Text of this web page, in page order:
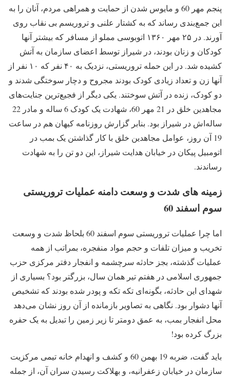
پنجم مهر 60 و مایوس شدن از حمایت و همراهی مردم، آنان را به
این جمع‌بندی رساند که به کشتار علنی و تروریسم بی نقاب روی
آورند. در ۲۵ مهر ۱۳۶۰ اتوبوسی مملو از مسافر که بیشتر آنها
کودکان و زنان بودند، در شیراز توسط اعضای سازمان به آتش
کشیده شد. در این حمله تروریستی، نزدیک به ۴۰ نفر که ۱۰ نفر از
آنها زن و تعداد زیادی کودک بودند مجروح و دچار سوختگی شدند و
دو کودک، زنده در آتش سوختند. یکی دیگر از فجیع‌ترین جنایت‌های
مجاهدین خلق در 21 مهر 60، شهادت یک کودک 6 ساله و مادر 22
ساله‌اش در شیراز بود. بنابر گزارش روزنامه کیهان هم در ساعت
19 آن روز، عوامل مجاهدین خلق با کار گذاشتن یک بمب در
اتومبیل پیکان در خیابان هدایت شیراز، این دو تن را به شهادت
رساندند.
زمینه های شدت و وسعت دامنه عملیات تروریستی
سوم اسفند 60
اما چرا عملیات تروریستی سوم اسفند 60 بلحاظ شدت و وسعت
تخریب و میزان تلفات و حجم مواد منفجره، بمراتب از همه
عملیات گذشته، بجز حادثه سرچشمه و انفجار دفتر مرکزی حزب
جمهوری اسلامی در هفتم تیر همان سال، بزرگتر بود؟ بسیاری از
شهدای این حادثه، بگونه‌ای تکه تکه و پودر شده بودند که تشخیص
آنها دشوار بود. نگاهی به تصاویر بازمانده از آن روز نشان می‌دهد
محل انفجار بمب، به عمق دومتر تا زیر زمین را تبدیل به یک حفره
بزرگ کرده بود!
باید گفت، ضربه 19 بهمن 60 و کشف و انهدام خانه تیمی مرکزیت
سازمان در خیابان زعفرانیه، و بهلاکت رسیدن سران آن، از جمله